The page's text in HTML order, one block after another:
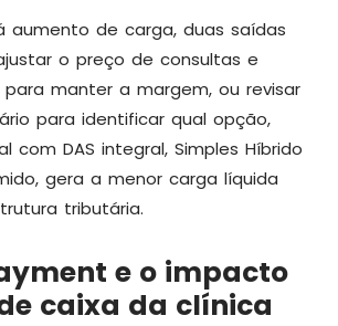
aumento de carga, duas saídas
o preço de consultas e
manter a margem, ou revisar
para identificar qual opção,
com DAS integral, Simples Híbrido
gera a menor carga líquida
tributária.
e o impacto
caixa da clínica